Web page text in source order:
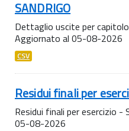
SANDRIGO
Dettaglio uscite per
Aggiornato al 05-08-2026
CSV
Residui finali per
Residui finali per esercizio -
05-08-2026